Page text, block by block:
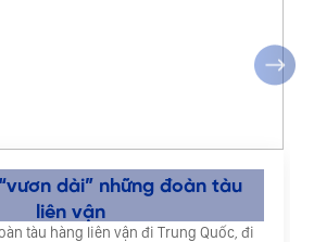
dài” những đoàn tàu
liên vận
tàu hàng liên vận đi Trung Quốc, đi